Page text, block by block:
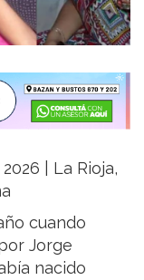
| La Rioja,
cuando
Jorge
nacido